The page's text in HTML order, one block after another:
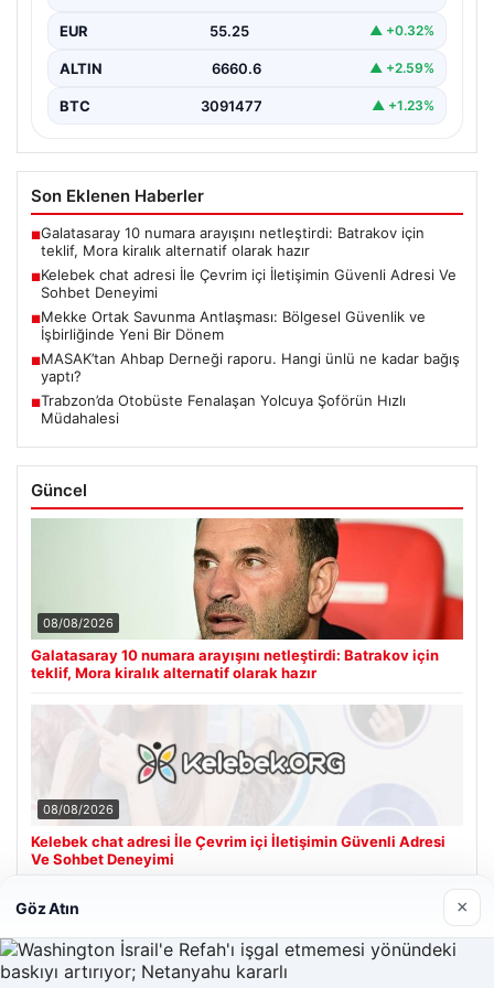
EUR 55.25 ▲ +0.32%
ALTIN 6660.6 ▲ +2.59%
BTC 3091477 ▲ +1.23%
Son Eklenen Haberler
■Galatasaray 10 numara arayışını netleştirdi: Batrakov için
teklif, Mora kiralık alternatif olarak hazır
■Kelebek chat adresi İle Çevrim içi İletişimin Güvenli Adresi Ve
Sohbet Deneyimi
■Mekke Ortak Savunma Antlaşması: Bölgesel Güvenlik ve
İşbirliğinde Yeni Bir Dönem
■MASAK’tan Ahbap Derneği raporu. Hangi ünlü ne kadar bağış
yaptı?
■Trabzon’da Otobüste Fenalaşan Yolcuya Şoförün Hızlı
Müdahalesi
Güncel
08/08/2026
Galatasaray 10 numara arayışını netleştirdi: Batrakov için
teklif, Mora kiralık alternatif olarak hazır
08/08/2026
Kelebek chat adresi İle Çevrim içi İletişimin Güvenli Adresi
Ve Sohbet Deneyimi
Son Eklenen Firmalar
Göz Atın ×